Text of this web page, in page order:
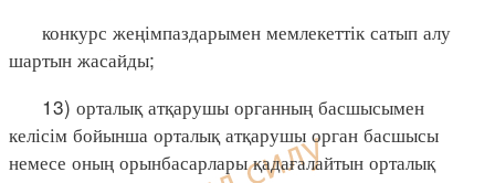
конкурс жеңімпаздарымен мемлекеттік сатып алу
шартын жасайды;
13) орталық атқарушы органның басшысымен
келісім бойынша орталық атқарушы орган басшысы
немесе оның орынбасарлары қадағалайтын орталық